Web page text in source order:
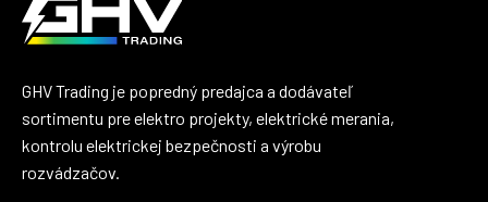
GHV Trading je popredný predajca a dodávateľ
sortimentu pre elektro projekty, elektrické merania,
kontrolu elektrickej bezpečnosti a výrobu
rozvádzačov.